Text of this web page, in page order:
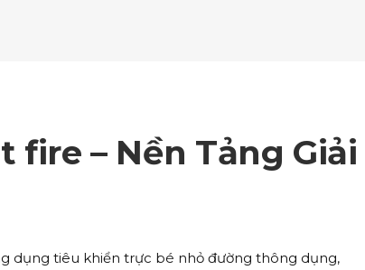
Video Button
Testimonials
Video Button
fire – Nền Tảng Giải
dụng tiêu khiển trực bé nhỏ đường thông dụng,